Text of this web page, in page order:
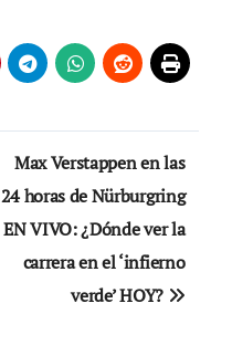
Max Verstappen en las
24 horas de Nürburgring
EN VIVO: ¿Dónde ver la
carrera en el ‘infierno
verde’ HOY?